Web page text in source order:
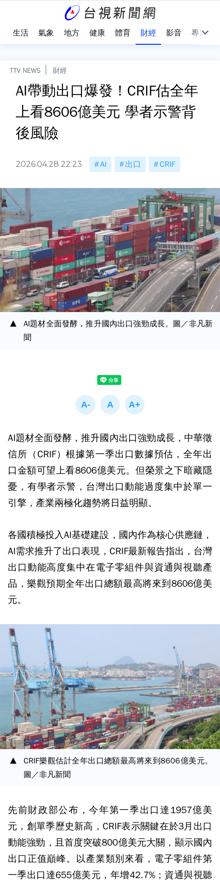
生活 氣象 地方 健康 體育 財經 影音 專題
TTV NEWS 財經
AI帶動出口爆發！CRIF估全年
上看8606億美元 學者示警背
後風險
2026.04.28 22:23 AI 出口 CRIF
AI題材全面發酵，推升國內出口強勁成長。圖／非凡新
聞
AI題材全面發酵，推升國內出口強勁成長，中華徵
信所（CRIF）根據第一季出口數據預估，全年出
口金額可望上看8606億美元。但榮景之下暗藏隱
憂，有學者示警，台灣出口動能過度集中於單一
引擎，產業兩極化趨勢將日益明顯。
各國積極投入AI基礎建設，國內作為核心供應鏈，
AI需求推升了出口表現，CRIF最新報告指出，台灣
出口動能高度集中在電子零組件與資通與視聽產
品，樂觀預期全年出口總額最高將來到8606億美
元。
CRIF樂觀估計全年出口總額最高將來到8606億美元。
圖／非凡新聞
先前財政部公布，今年第一季出口達1957億美
元，創單季歷史新高，CRIF表示關鍵在於3月出口
動能強勁，且首度突破800億美元大關，顯示國內
出口正值巔峰。以產業類別來看，電子零組件第
一季出口達655億美元，年增42.7%；資通與視聽